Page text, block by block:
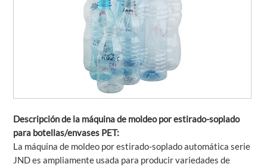
Descripción de la máquina de moldeo por estirado-soplado
para botellas/envases PET:
La máquina de moldeo por estirado-soplado automática serie
JND es ampliamente usada para producir variedades de